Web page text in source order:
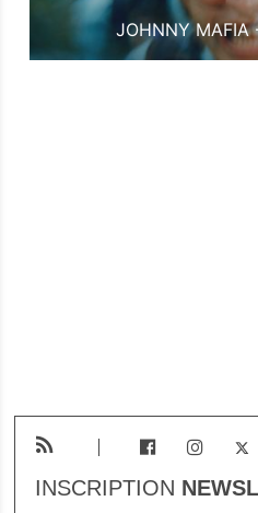
JOHNNY
INSCRIPTION